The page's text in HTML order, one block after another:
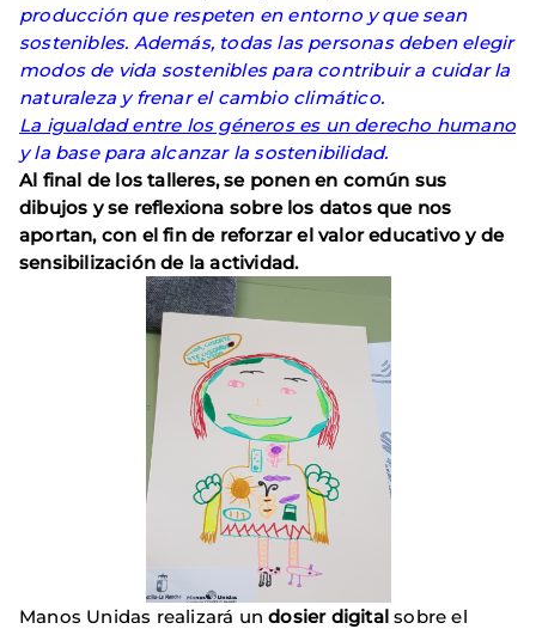
producción que respeten en entorno y que sean
sostenibles. Además, todas las personas deben elegir
modos de vida sostenibles para contribuir a cuidar la
naturaleza y frenar el cambio climático.
La igualdad entre los géneros es un derecho humano
y la base para alcanzar la sostenibilidad.
Al final de los talleres, se ponen en común sus
dibujos y se reflexiona sobre los datos que nos
aportan, con el fin de reforzar el valor educativo y de
sensibilización de la actividad.
Manos Unidas realizará undosier digital sobre el